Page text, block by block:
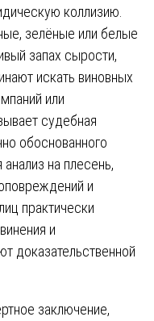
коллизию.
зелёные или белые
запах сырости,
искать виновных
или
судебная
обоснованного
на плесень,
и
практически
и
доказательственной
заключение,